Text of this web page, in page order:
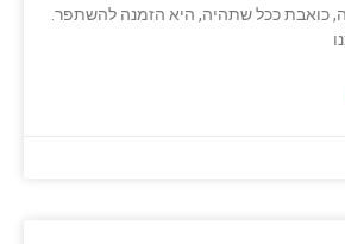
כואבת ככל שתהיה, היא הזמנה להשתפר.